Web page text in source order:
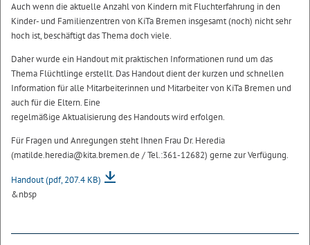
Auch wenn die aktuelle Anzahl von Kindern mit Fluchterfahrung in den
Kinder- und Familienzentren von KiTa Bremen insgesamt (noch) nicht sehr
hoch ist, beschäftigt das Thema doch viele.
Daher wurde ein Handout mit praktischen Informationen rund um das
Thema Flüchtlinge erstellt. Das Handout dient der kurzen und schnellen
Information für alle Mitarbeiterinnen und Mitarbeiter von KiTa Bremen und
auch für die Eltern. Eine
regelmäßige Aktualisierung des Handouts wird erfolgen.
Für Fragen und Anregungen steht Ihnen Frau Dr. Heredia
(matilde.heredia@kita.bremen.de / Tel.:361-12682) gerne zur Verfügung.
Handout(pdf, 207.4 KB)
&nbsp